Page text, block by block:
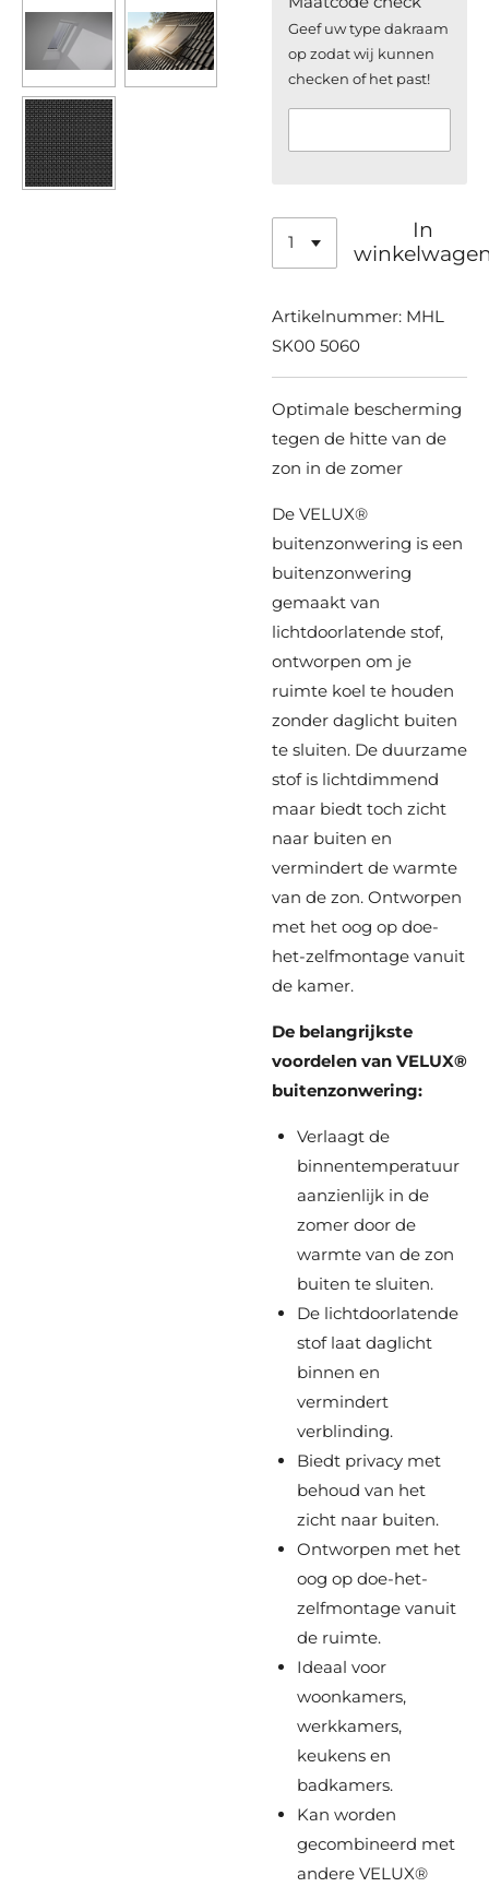
Geef uw type dakraam
op zodat wij kunnen
checken of het past!
In
Artikelnummer: MHL
SK00 5060
Optimale bescherming
tegen de hitte van de
zon in de zomer
De VELUX®
buitenzonwering is een
buitenzonwering
gemaakt van
lichtdoorlatende stof,
ontworpen om je
ruimte koel te houden
zonder daglicht buiten
te sluiten. De duurzame
stof is lichtdimmend
maar biedt toch zicht
naar buiten en
vermindert de warmte
van de zon. Ontworpen
met het oog op doe-
het-zelfmontage vanuit
de kamer.
De belangrijkste
voordelen van VELUX®
buitenzonwering:
Verlaagt de
binnentemperatuur
aanzienlijk in de
zomer door de
warmte van de zon
buiten te sluiten.
De lichtdoorlatende
stof laat daglicht
binnen en
vermindert
verblinding.
Biedt privacy met
behoud van het
zicht naar buiten.
Ontworpen met het
oog op doe-het-
zelfmontage vanuit
de ruimte.
Ideaal voor
woonkamers,
werkkamers,
keukens en
badkamers.
Kan worden
gecombineerd met
andere VELUX®